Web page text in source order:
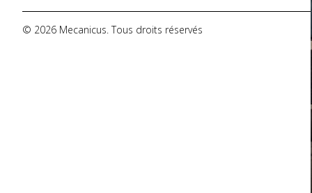
© 2026 Mecanicus. Tous droits réservés